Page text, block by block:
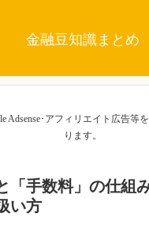
金融豆知識まとめ
Adsense･アフィリエイト広告等
ります。
「手数料」の仕組
い方